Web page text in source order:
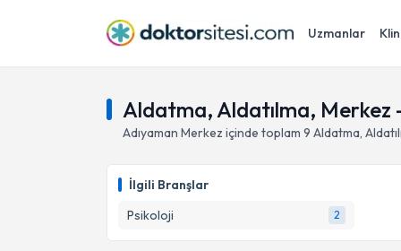
Uzmanlar
Aldatma, Aldatılma, Merkez
Adıyaman Merkez içinde toplam 9 Aldatma,
İlgili Branşlar
Psikoloji
2